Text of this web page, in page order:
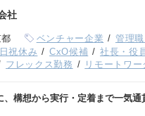
社
ベンチャー企業 管理
祝休み CxO候補 社長・役
フレックス勤務 リモートワー
構想から実行・定着まで一気通